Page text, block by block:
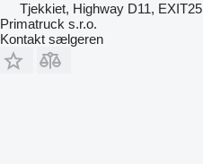
Tjekkiet, Highway D11, EXIT25
Primatruck s.r.o.
Kontakt sælgeren